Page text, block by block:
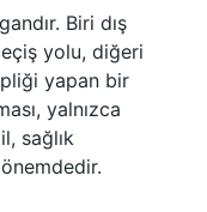
Biri dış
yolu, diğeri
yapan bir
yalnızca
sağlık